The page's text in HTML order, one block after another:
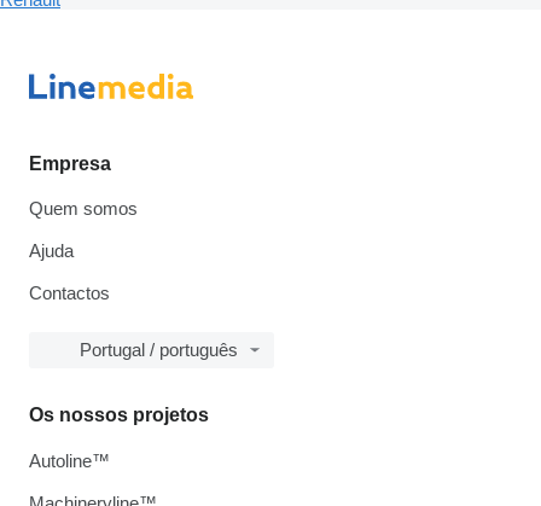
Empresa
Quem somos
Ajuda
Contactos
Portugal / português
Os nossos projetos
Autoline™